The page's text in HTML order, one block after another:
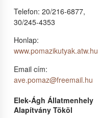
Telefon: 20/216-6877,
30/245-4353
Honlap:
www.pomazikutyak.atw.hu
Email cím:
ave.pomaz@freemail.hu
Elek-Ágh Állatmenhely
Alapítvány Tököl